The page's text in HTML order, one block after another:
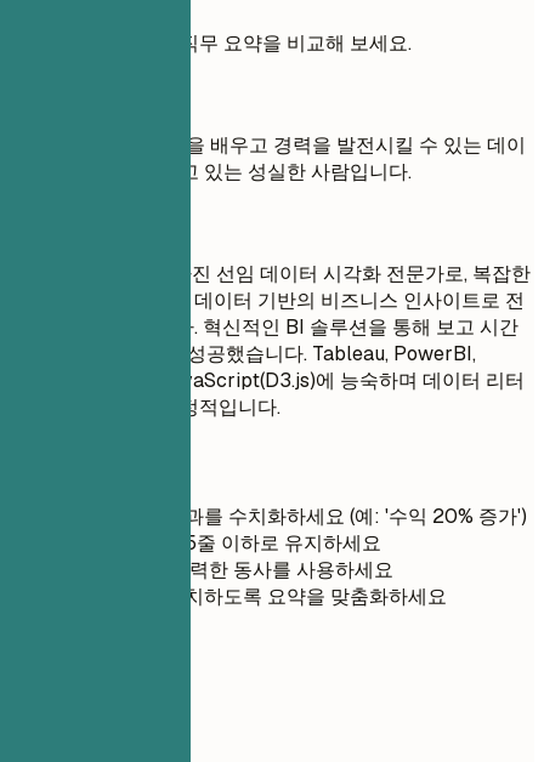
약한 목표와 강력한 직무 요약을 비교해 보세요.
목표: 저는 새로운 것을 배우고 경력을 발전시킬 수 있는 데이
터 시각화 직무를 찾고 있는 성실한 사람입니다.
6년 이상의 경력을 가진 선임 데이터 시각화 전문가로, 복잡한
데이터를 직관적이고 데이터 기반의 비즈니스 인사이트로 전
환하는 데 능숙합니다. 혁신적인 BI 솔루션을 통해 보고 시간
을 30% 단축하는 데 성공했습니다. Tableau, PowerBI,
Python(Pandas), JavaScript(D3.js)에 능숙하며 데이터 리터
러시 문화 조성에 열정적입니다.
가능한 경우 성과를 수치화하세요 (예: '수익 20% 증가')
가독성을 위해 5줄 이하로 유지하세요
문장 시작 시 강력한 동사를 사용하세요
채용 공고와 일치하도록 요약을 맞춤화하세요